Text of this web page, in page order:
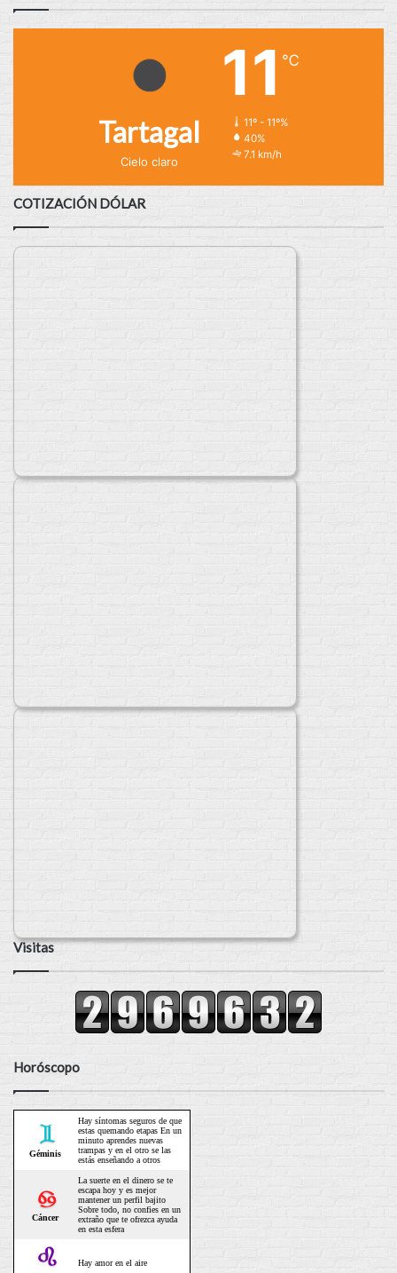
Tartagal
Cielo claro
11 ℃
11º - 11º%
40%
7.1 km/h
COTIZACIÓN DÓLAR
Visitas
Horóscopo